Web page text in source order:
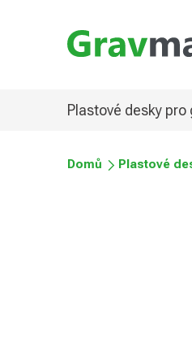
Plastové desky pro
Domů Plastové